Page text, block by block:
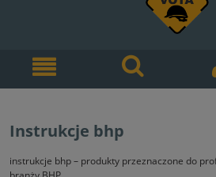
Instrukcje bhp
instrukcje bhp – produkty przeznaczone do